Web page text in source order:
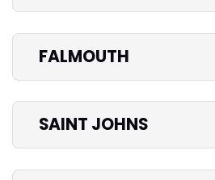
FALMOUTH
SAINT JOHNS